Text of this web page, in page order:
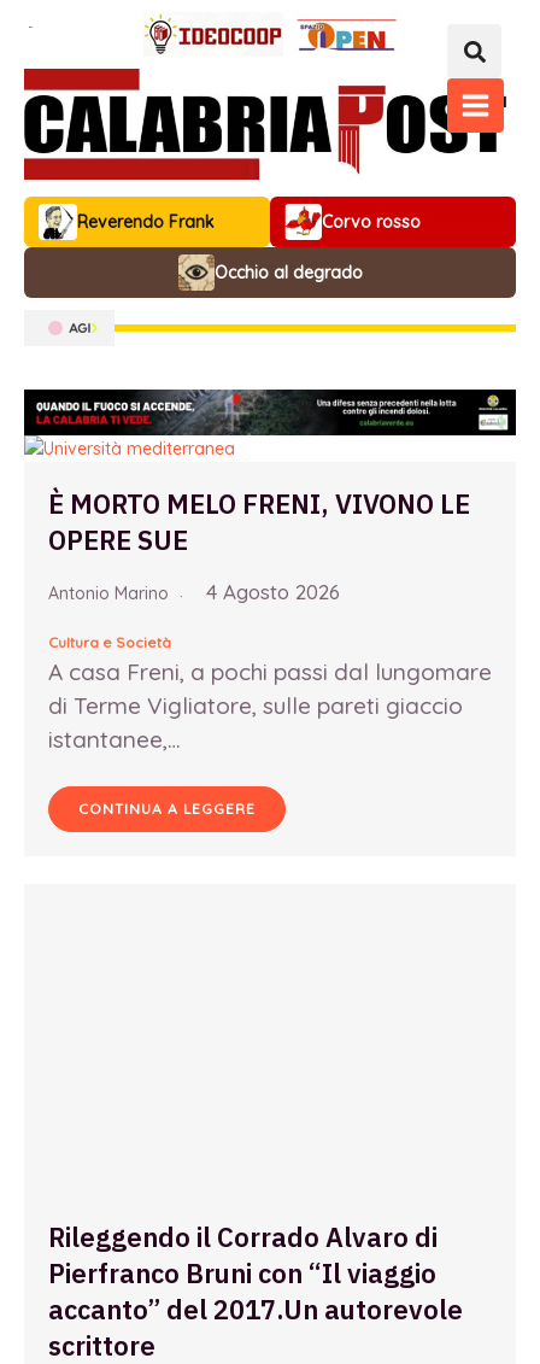
contenuto
MAIN
Reverendo Frank Corvo rosso
Occhio al degrado
È MORTO MELO FRENI, VIVONO LE
OPERE SUE
Antonio Marino 4 Agosto 2026
Cultura e Società
A casa Freni, a pochi passi dal lungomare
di Terme Vigliatore, sulle pareti giaccio
istantanee,…
CONTINUA A LEGGERE
Rileggendo il Corrado Alvaro di
Pierfranco Bruni con “Il viaggio
accanto” del 2017.Un autorevole
scrittore